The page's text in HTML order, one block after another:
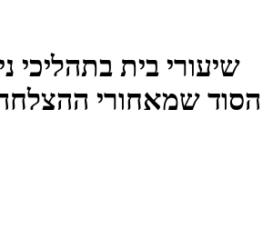
שיעורי בית בתהליכי
הסוד שמאחורי ההצלחה -